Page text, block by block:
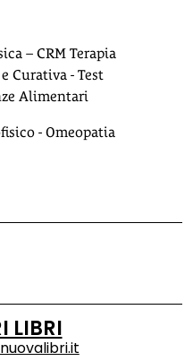
– CRM Terapia
Curativa - Test
Alimentari
- Omeopatia
LIBRI